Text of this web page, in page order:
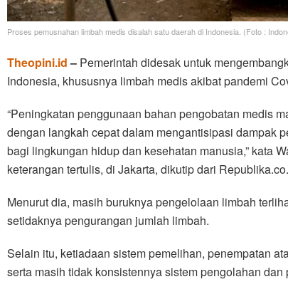
Proses pemusnahan limbah medis disalah satu daerah di Indonesia. (Foto :
Theopini.id– Pemerintah didesak untuk
Indonesia, khususnya limbah medis akibat pandemi
“Peningkatan penggunaan bahan pengobatan medis
dengan langkah cepat dalam mengantisipasi dampak
bagi lingkungan hidup dan kesehatan manusia,” kata
keterangan tertulis, di Jakarta, dikutip dari
Menurut dia, masih buruknya pengelolaan limbah
setidaknya pengurangan jumlah limbah.
Selain itu, ketiadaan sistem pemelihan, penempatan
serta masih tidak konsistennya sistem pengolahan dan